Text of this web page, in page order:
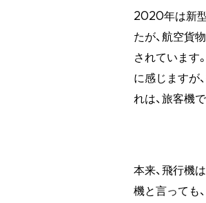
2020年は新
たが、航空貨
されています
に感じますが
れは、旅客機
本来、飛行機
機と言っても